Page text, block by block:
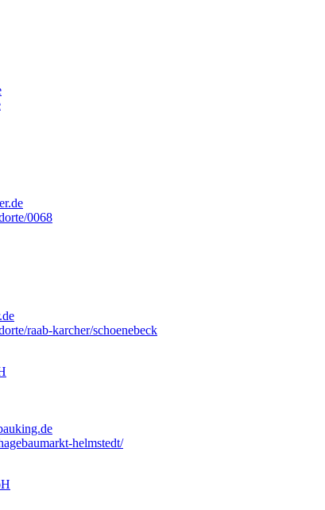
0068
raab-karcher/schoenebeck
helmstedt/